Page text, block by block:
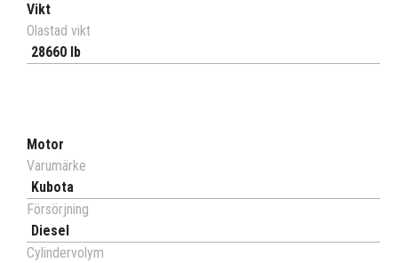
Vikt
Olastad vikt
28660 lb
Motor
Varumärke
Kubota
Försörjning
Diesel
Cylindervolym